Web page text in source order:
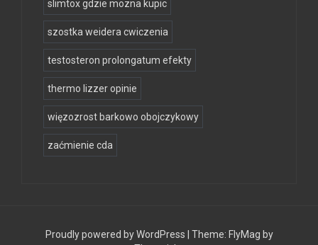
slimtox gdzie mozna kupic
szostka weidera cwiczenia
testosteron prolongatum efekty
thermo lizzer opinie
więzozrost barkowo obojczykowy
zaćmienie cda
Proudly powered by WordPress Theme: FlyMag by